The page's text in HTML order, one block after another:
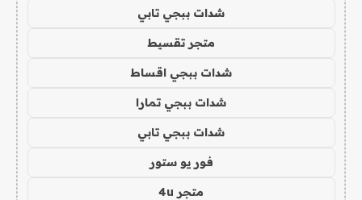
شدات ببجي تابي
متجر تقسيط
شدات ببجي اقساط
شدات ببجي تمارا
شدات ببجي تابي
فور يو ستور
متجر 4u